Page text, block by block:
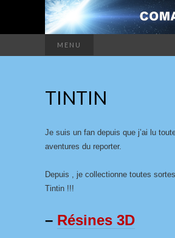
MENU
TINTIN
Je suis un fan depuis que j’ai lu
aventures du reporter.
Depuis , je collectionne toutes
Tintin !!!
– Résines 3D